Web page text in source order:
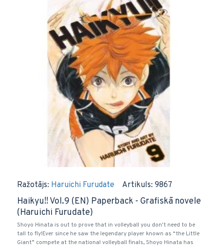
Ražotājs: Haruichi Furudate Artikuls: 9867
Haikyu!! Vol.9 (EN) Paperback - Grafiskā novele
(Haruichi Furudate)
Shoyo Hinata is out to prove that in volleyball you don't need to be
tall to fly!Ever since he saw the legendary player known as “the Little
Giant” compete at the national volleyball finals, Shoyo Hinata has